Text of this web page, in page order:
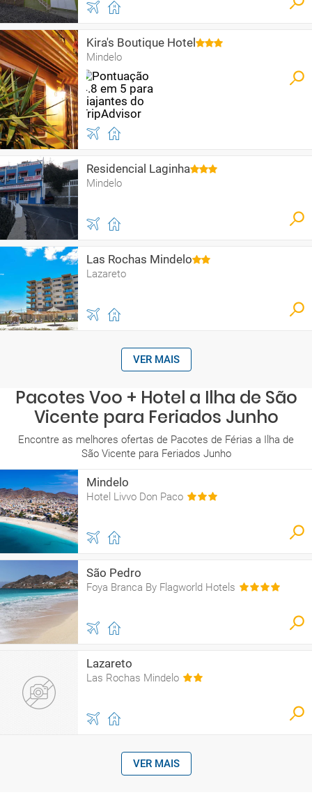
Kira's Boutique Hotel
Mindelo
Residencial Laginha
Mindelo
Las Rochas Mindelo
Lazareto
VER MAIS
Pacotes Voo + Hotel a Ilha de São
Vicente para Feriados Junho
Encontre as melhores ofertas de Pacotes de Férias a Ilha de
São Vicente para Feriados Junho
Mindelo
Hotel Livvo Don Paco
São Pedro
Foya Branca By Flagworld Hotels
Lazareto
Las Rochas Mindelo
VER MAIS